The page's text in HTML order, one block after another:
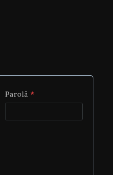
Parolă *